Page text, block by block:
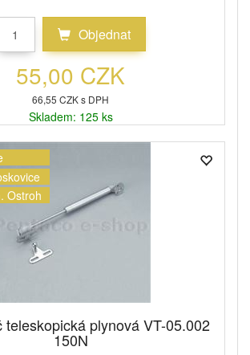
Objednat
55,00 CZK
66,55 CZK s DPH
Skladem: 125 ks
Ostroh
teleskopická plynová VT-05.002
150N